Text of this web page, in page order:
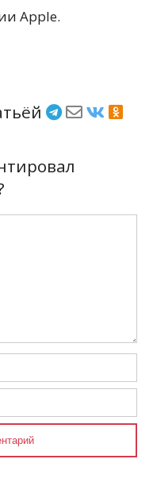
Apple.